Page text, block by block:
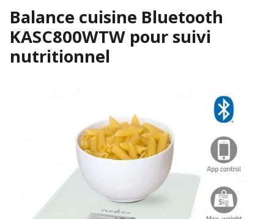
Balance cuisine Bluetooth
KASC800WTW pour suivi
nutritionnel